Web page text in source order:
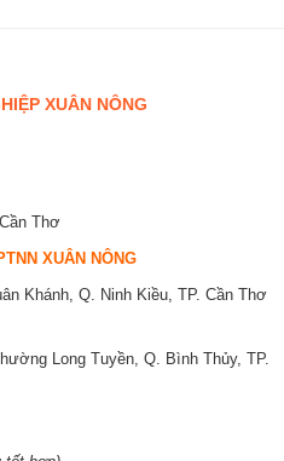
XUÂN NÔNG
Thơ
XUÂN NÔNG
Khánh, Q. Ninh Kiều, TP. Cần Thơ
Long Tuyền, Q. Bình Thủy, TP.